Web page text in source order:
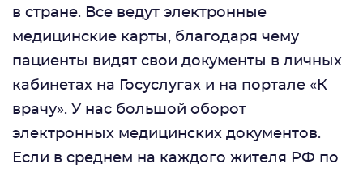
в стране. Все ведут электронные
медицинские карты, благодаря чему
пациенты видят свои документы в личных
кабинетах на Госуслугах и на портале «К
врачу». У нас большой оборот
электронных медицинских документов.
Если в среднем на каждого жителя РФ по